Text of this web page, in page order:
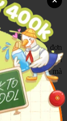
tưởng chừng đơn
hay quản lý thời
lý kinh tế mà
góc nhìn thực tế
trong những lựa